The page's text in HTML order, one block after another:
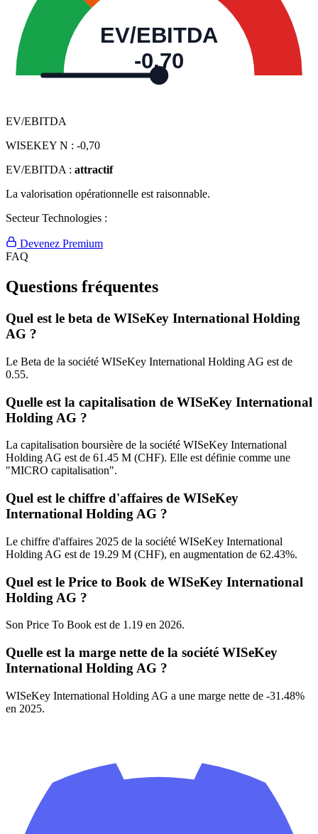
EV/EBITDA
-0,70
EV/EBITDA
WISEKEY N : -0,70
EV/EBITDA : attractif
La valorisation opérationnelle est raisonnable.
Secteur Technologies :
Devenez Premium
FAQ
Questions fréquentes
Quel est le beta de WISeKey International Holding
AG ?
Le Beta de la société WISeKey International Holding AG est de
0.55.
Quelle est la capitalisation de WISeKey International
Holding AG ?
La capitalisation boursière de la société WISeKey International
Holding AG est de 61.45 M (CHF). Elle est définie comme une
"MICRO capitalisation".
Quel est le chiffre d'affaires de WISeKey
International Holding AG ?
Le chiffre d'affaires 2025 de la société WISeKey International
Holding AG est de 19.29 M (CHF), en augmentation de 62.43%.
Quel est le Price to Book de WISeKey International
Holding AG ?
Son Price To Book est de 1.19 en 2026.
Quelle est la marge nette de la société WISeKey
International Holding AG ?
WISeKey International Holding AG a une marge nette de -31.48%
en 2025.